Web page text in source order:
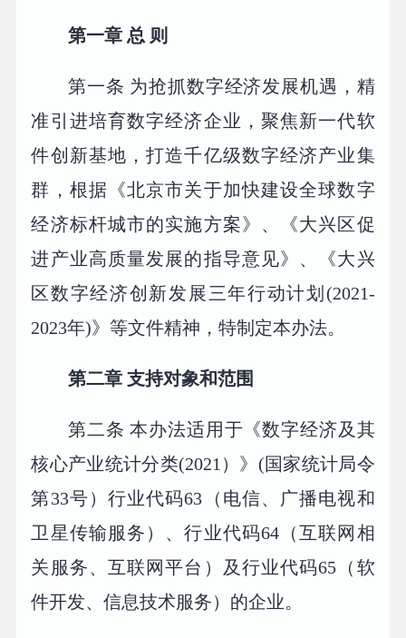
第一章 总 则
第一条 为抢抓数字经济发展机遇，精
准引进培育数字经济企业，聚焦新一代软
件创新基地，打造千亿级数字经济产业集
群，根据《北京市关于加快建设全球数字
经济标杆城市的实施方案》、《大兴区促
进产业高质量发展的指导意见》、《大兴
区数字经济创新发展三年行动计划(2021-
2023年)》等文件精神，特制定本办法。
第二章 支持对象和范围
第二条 本办法适用于《数字经济及其
核心产业统计分类(2021）》(国家统计局令
第33号）行业代码63（电信、广播电视和
卫星传输服务）、行业代码64（互联网相
关服务、互联网平台）及行业代码65（软
件开发、信息技术服务）的企业。